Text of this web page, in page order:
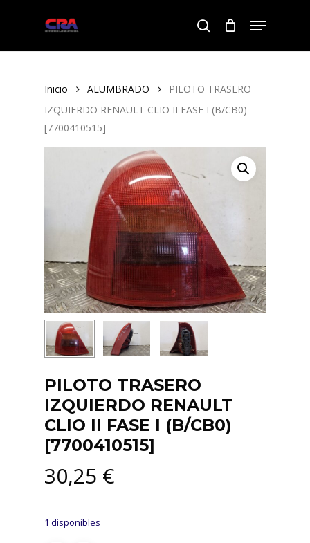
search
Menu
Inicio ALUMBRADO
PILOTO TRASERO
IZQUIERDO RENAULT CLIO II FASE I (B/CB0)
[7700410515]
PILOTO TRASERO
IZQUIERDO RENAULT
CLIO II FASE I (B/CB0)
[7700410515]
30,25 €
1 disponibles